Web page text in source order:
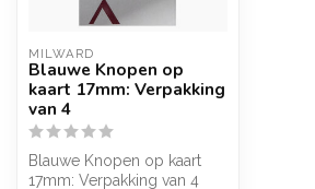
MILWARD
Blauwe Knopen op
kaart 17mm: Verpakking
van 4
Blauwe Knopen op kaart
17mm: Verpakking van 4